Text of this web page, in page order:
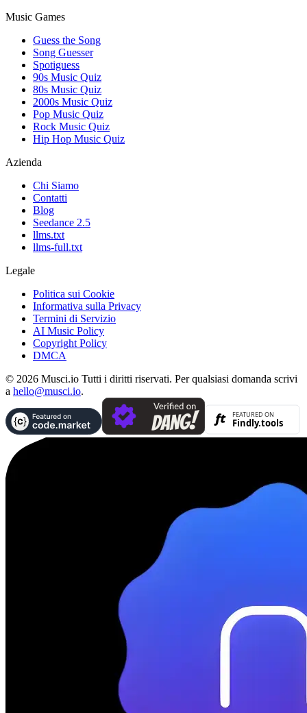
Music Games
Guess the Song
Song Guesser
Spotiguess
90s Music Quiz
80s Music Quiz
2000s Music Quiz
Pop Music Quiz
Rock Music Quiz
Hip Hop Music Quiz
Azienda
Chi Siamo
Contatti
Blog
Seedance 2.5
llms.txt
llms-full.txt
Legale
Politica sui Cookie
Informativa sulla Privacy
Termini di Servizio
AI Music Policy
Copyright Policy
DMCA
© 2026 Musci.io Tutti i diritti riservati. Per qualsiasi domanda scrivi
a hello@musci.io.